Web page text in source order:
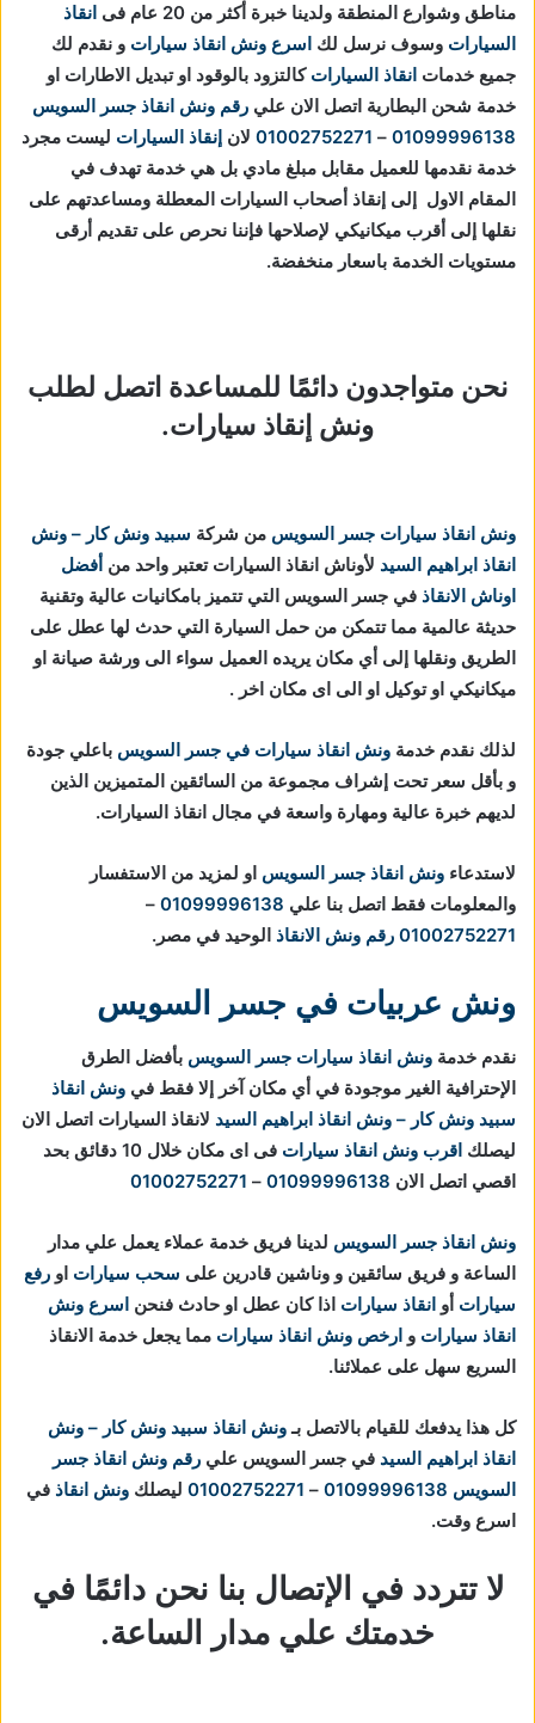
مناطق وشوارع المنطقة ولدينا خبرة أكثر من 20 عام فى
انقاذ
السيارات وسوف نرسل لك اسرع ونش انقاذ سيارات و نقدم لك
جميع خدمات انقاذ السيارات كالتزود بالوقود او تبديل الاطارات او
خدمة شحن البطارية اتصل الان علي رقم ونش انقاذ جسر السويس
01099996138
–
01002752271 لان إنقاذ السيارات ليست مجرد
خدمة نقدمها للعميل مقابل مبلغ مادي بل هي خدمة تهدف في
المقام الاول إلى إنقاذ أصحاب السيارات المعطلة ومساعدتهم على
نقلها إلى أقرب ميكانيكي لإصلاحها فإننا نحرص على تقديم أرقى
مستويات الخدمة باسعار منخفضة.
نحن متواجدون دائمًا للمساعدة اتصل لطلب
ونش إنقاذ سيارات.
ونش انقاذ سيارات جسر السويس من شركة سبيد ونش كار – ونش
انقاذ ابراهيم السيد لأوناش انقاذ السيارات تعتبر واحد من أفضل
اوناش الانقاذ في جسر السويس التي تتميز بامكانيات عالية وتقنية
حديثة عالمية مما تتمكن من حمل السيارة التي حدث لها عطل على
الطريق ونقلها إلى أي مكان يريده العميل سواء الى ورشة صيانة او
ميكانيكي او توكيل او الى اى مكان اخر .
لذلك نقدم خدمة ونش انقاذ سيارات في جسر السويس باعلي جودة
و بأقل سعر تحت إشراف مجموعة من السائقين المتميزين الذين
لديهم خبرة عالية ومهارة واسعة في مجال انقاذ السيارات.
لاستدعاء ونش انقاذ جسر السويس او لمزيد من الاستفسار
والمعلومات فقط اتصل بنا علي 01099996138
–
01002752271 رقم ونش الانقاذ الوحيد في مصر.
ونش عربيات في جسر السويس
نقدم خدمة ونش انقاذ سيارات جسر السويس بأفضل الطرق
الإحترافية الغير موجودة في أي مكان آخر إلا فقط في ونش انقاذ
سبيد ونش كار – ونش انقاذ ابراهيم السيد لانقاذ السيارات اتصل الان
ليصلك اقرب ونش انقاذ سيارات
فى اى مكان خلال 10 دقائق بحد
اقصي اتصل الان 01099996138
–
01002752271
ونش انقاذ جسر السويس لدينا فريق خدمة عملاء يعمل علي مدار
الساعة و فريق سائقين و وناشين قادرين على سحب سيارات او رفع
سيارات أو انقاذ سيارات اذا كان عطل او حادث فنحن اسرع ونش
انقاذ سيارات و ارخص ونش انقاذ سيارات مما يجعل خدمة الانقاذ
السريع سهل على عملائنا.
كل هذا يدفعك للقيام بالاتصل بـونش انقاذ سبيد ونش كار – ونش
انقاذ ابراهيم السيد في جسر السويس علي رقم ونش انقاذ جسر
السويس 01099996138
–
01002752271 ليصلك ونش انقاذ في
اسرع وقت.
لا تتردد في الإتصال بنا نحن دائمًا في
خدمتك علي مدار الساعة.